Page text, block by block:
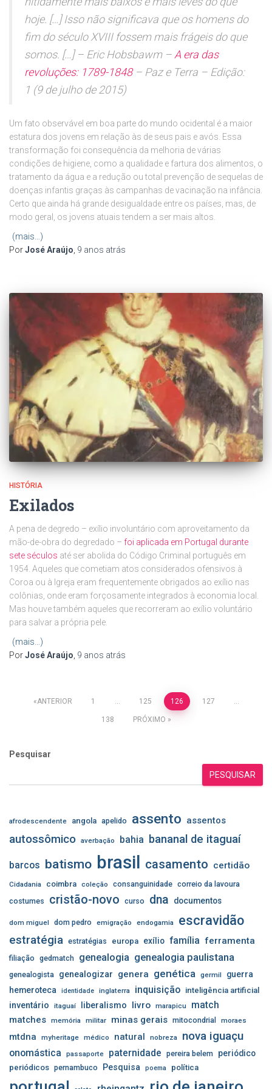
hoje. […] Isso não significava que os homens do
fim do século XVIII fossem mais frágeis do que
somos. […] – Eric Hobsbawm – A era das
revoluções: 1789-1848– Paz e Terra – Edição:
1 (9 de julho de 2015)
Um fato observável em boa parte do mundo ocidental é a maior
estatura dos jovens em relação às de seus pais e avós. Essa
transformação foi consequência da melhoria de várias
condições de higiene, como a qualidade e fartura dos alimentos, o
tratamento da água e a redução ou total prevenção de sequelas de
doenças infantis graças às campanhas de vacinação na infância.
Certo que ainda há grande desigualdade entre os países, mas, de
modo geral, os jovens atuais tendem a ser mais altos.
(mais…)
PorJosé Araújo 9 anos atrás
HISTÓRIA
Exilados
A pena de degredo – exílio involuntário com aproveitamento da
mão-de-obra do degredado – foi aplicada em Portugal durante
sete séculos até ser abolida do Código Criminal português em
1954. Aqueles que cometiam atos considerados ofensivos à
Coroa ou à Igreja eram frequentemente obrigados ao exílio nas
colônias, onde eram forçosamente integrados à economia local.
Mas houve também aqueles que recorreram ao exílio voluntário
para salvar a própria pele.
(mais…)
PorJosé Araújo 9 anos atrás
Paginação
posts
ANTERIOR 1 … 125 126 127 …
138 PRÓXIMO
Pesquisar
PESQUISAR
afrodescendente angola apelido assento assentos
autossômico averbação bahia bananal de itaguaí
barcos batismo brasil casamento certidão
Cidadania coimbra coleção consanguinidade correio da lavoura
costumes
cristão-novo curso dna documentos
dom miguel dom pedro emigração endogamia escravidão
estratégia estratégias europa exílio família ferramenta
filiação gedmatch genealogia genealogia paulistana
genealogista genealogizar genera genética germil
guerra
hemeroteca
identidade inglaterra inquisição inteligência artificial
inventário itaguaí liberalismo livro marapicu match
matches memória militar minas gerais mitocondrial moraes
mtdna myheritage médico natural nobreza nova iguaçu
onomástica passaporte paternidade pereira belem periódico
periódicos pernambuco Pesquisa poema política